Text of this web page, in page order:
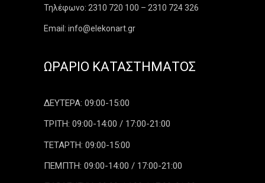
Τηλέφωνο: 2310 720 100 – 2310 724 326
Email: info@elekonart.gr
ΩΡΆΡΙΟ ΚΑΤΑΣΤΉΜΑΤΟΣ
ΔΕΥΤΕΡΑ: 09:00-15:00
ΤΡΙΤΗ: 09:00-14:00 / 17:00-21:00
ΤΕΤΑΡΤΗ: 09:00-15:00
ΠΕΜΠΤΗ: 09:00-14:00 / 17:00-21:00